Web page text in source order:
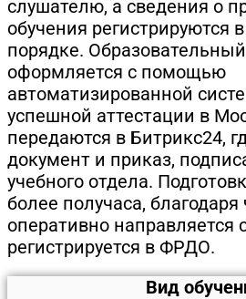
слушателю, а сведения о
обучения регистрируются
порядке.
оформляется с помощью
автоматизированной
успешной аттестации в
передаются в Битрикс24,
документ и приказ,
учебного отдела.
более получаса,
оперативно направляется
регистрируется в ФРДО.
Вид